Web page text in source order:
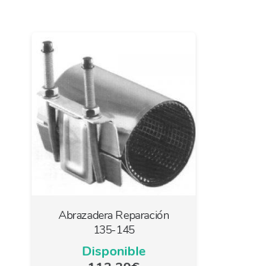
Abrazadera Reparación
135-145
Disponible